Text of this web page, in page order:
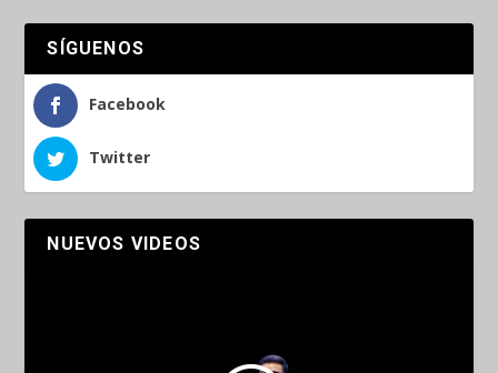
SÍGUENOS
Facebook
Twitter
NUEVOS VIDEOS